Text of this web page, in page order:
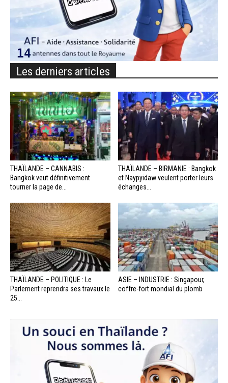
Les derniers articles
THAÏLANDE – CANNABIS :
Bangkok veut définitivement
tourner la page de...
THAÏLANDE – BIRMANIE : Bangkok
et Naypyidaw veulent porter leurs
échanges...
THAÏLANDE – POLITIQUE : Le
Parlement reprendra ses travaux le
25...
ASIE – INDUSTRIE : Singapour,
coffre-fort mondial du plomb